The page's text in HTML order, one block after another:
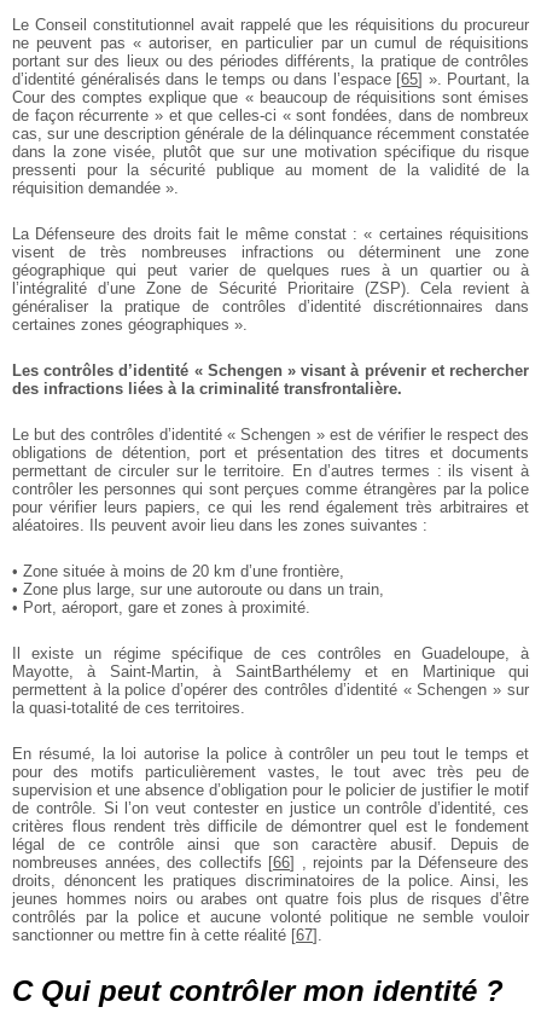
Le Conseil constitutionnel avait rappelé que les réquisitions du procureur
ne peuvent pas « autoriser, en particulier par un cumul de réquisitions
portant sur des lieux ou des périodes différents, la pratique de contrôles
d’identité généralisés dans le temps ou dans l’espace[65] ». Pourtant, la
Cour des comptes explique que « beaucoup de réquisitions sont émises
de façon récurrente » et que celles-ci « sont fondées, dans de nombreux
cas, sur une description générale de la délinquance récemment constatée
dans la zone visée, plutôt que sur une motivation spécifique du risque
pressenti pour la sécurité publique au moment de la validité de la
réquisition demandée ».
La Défenseure des droits fait le même constat : « certaines réquisitions
visent de très nombreuses infractions ou déterminent une zone
géographique qui peut varier de quelques rues à un quartier ou à
l’intégralité d’une Zone de Sécurité Prioritaire (ZSP). Cela revient à
généraliser la pratique de contrôles d’identité discrétionnaires dans
certaines zones géographiques ».
Les contrôles d’identité « Schengen » visant à prévenir et rechercher
des infractions liées à la criminalité transfrontalière.
Le but des contrôles d’identité « Schengen » est de vérifier le respect des
obligations de détention, port et présentation des titres et documents
permettant de circuler sur le territoire. En d’autres termes : ils visent à
contrôler les personnes qui sont perçues comme étrangères par la police
pour vérifier leurs papiers, ce qui les rend également très arbitraires et
aléatoires. Ils peuvent avoir lieu dans les zones suivantes :
• Zone située à moins de 20 km d’une frontière,
• Zone plus large, sur une autoroute ou dans un train,
• Port, aéroport, gare et zones à proximité.
Il existe un régime spécifique de ces contrôles en Guadeloupe, à
Mayotte, à Saint-Martin, à SaintBarthélemy et en Martinique qui
permettent à la police d’opérer des contrôles d’identité « Schengen » sur
la quasi-totalité de ces territoires.
En résumé, la loi autorise la police à contrôler un peu tout le temps et
pour des motifs particulièrement vastes, le tout avec très peu de
supervision et une absence d’obligation pour le policier de justifier le motif
de contrôle. Si l’on veut contester en justice un contrôle d’identité, ces
critères flous rendent très difficile de démontrer quel est le fondement
légal de ce contrôle ainsi que son caractère abusif. Depuis de
nombreuses années, des collectifs [66]
, rejoints par la Défenseure des
droits, dénoncent les pratiques discriminatoires de la police. Ainsi, les
jeunes hommes noirs ou arabes ont quatre fois plus de risques d’être
contrôlés par la police et aucune volonté politique ne semble vouloir
sanctionner ou mettre fin à cette réalité [67]
C Qui peut contrôler mon identité ?